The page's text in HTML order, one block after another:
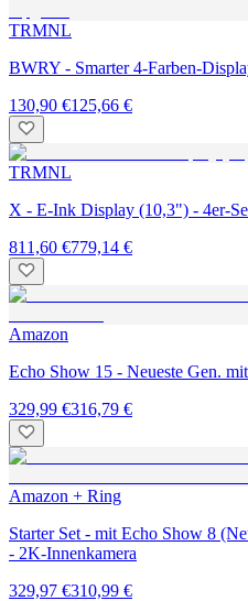
TRMNL
BWRY - Smarter 4-Farben-
130,90 €125,66 €
TRMNL
X - E-Ink Display (10,3") - 4er-
811,60 €779,14 €
Amazon
Echo Show 15 - Neueste Gen.
329,99 €316,79 €
Amazon + Ring
Starter Set - mit Echo Show 8
- 2K-Innenkamera
329,97 €310,99 €